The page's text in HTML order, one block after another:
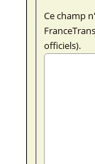
Ce champ
officiels).